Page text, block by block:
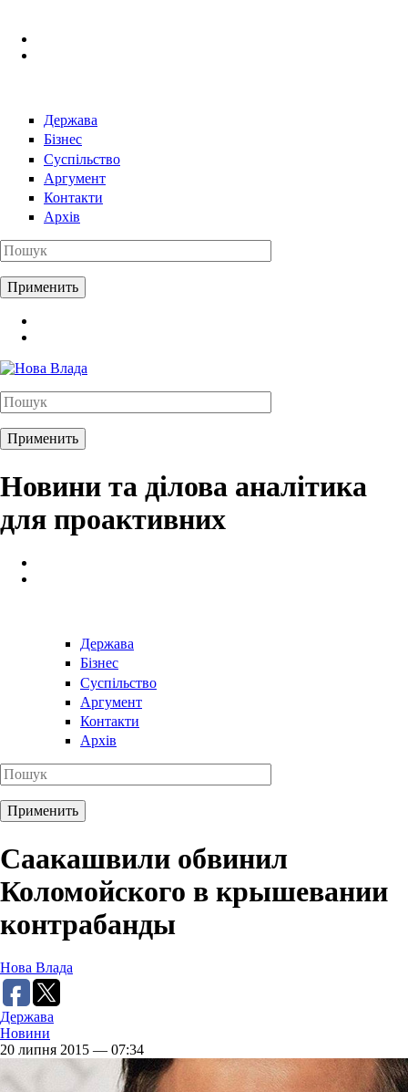
Держава
Бізнес
Суспільство
Аргумент
Контакти
Архів
Новини та ділова аналітика
для проактивних
Держава
Бізнес
Суспільство
Аргумент
Контакти
Архів
Саакашвили обвинил
Коломойского в крышевании
контрабанды
Нова Влада
Держава
Новини
20 липня 2015 — 07:34